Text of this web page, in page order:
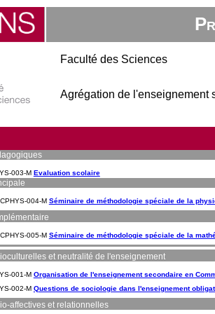
Faculté des Sciences
Agrégation de l'enseignement
003-M Evaluation scolaire
004-M Séminaire de méthodologie spéciale de la
005-M Séminaire de méthodologie spéciale de la
et neutralité de l'enseignement
001-M Organisation de l'enseignement secondaire en
002-M Questions de sociologie dans l'enseignement
affectives et relationnelles